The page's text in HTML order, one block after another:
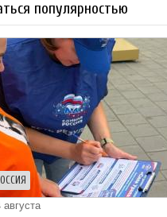
популярностью